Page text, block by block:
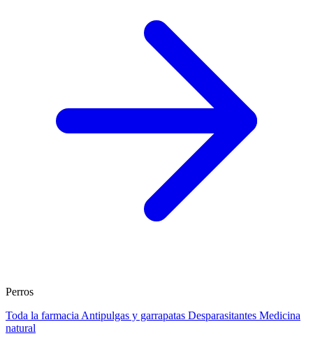
Perros
Toda la farmacia Antipulgas y garrapatas Desparasitantes Medicina
natural